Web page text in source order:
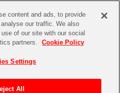
STORE EVENT
content and ads, to provide
our traffic. We also
of our site with our social
partners.
Cookie Policy
Settings
All